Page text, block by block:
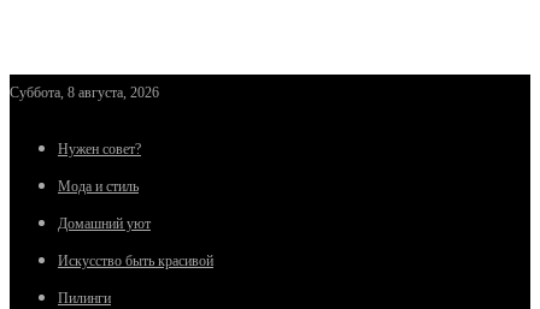
Суббота, 8 августа, 2026
Нужен совет?
Мода и стиль
Домашний уют
Искусство быть красивой
Пилинги